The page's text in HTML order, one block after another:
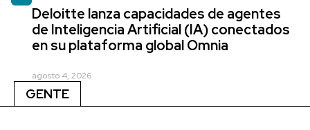
Deloitte lanza capacidades de agentes
de Inteligencia Artificial (IA) conectados
en su plataforma global Omnia
agosto 4, 2026
GENTE